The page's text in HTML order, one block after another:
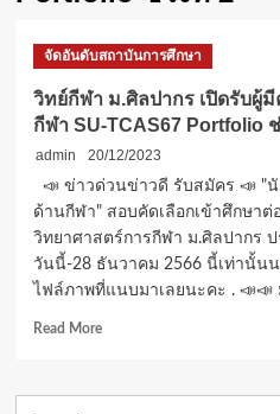
จัดอันดับสถาบันการศึกษา
วิทย์กีฬา ม.ศิลปากร เปิดรับผู้
กีฬา SU-TCAS67 Portfolio
admin
20/12/2023
📣 ข่าวด่วนข่าวดี รับสมัคร 📣 "
ด้านกีฬา" สอบคัดเลือกเข้าศึกษา
วิทยาศาสตร์การกีฬา ม.ศิลปากร
วันนี้-28 ธันวาคม 2566 นี้เท่านั้น
ไฟล์ภาพที่แนบมาเลยนะคะ . 📣📣
Read MoreRead
วิทย์